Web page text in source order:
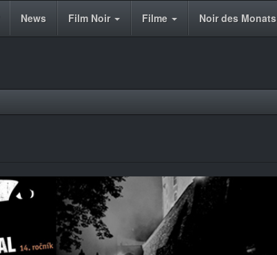
News Film Noir Filme Noir des Monats